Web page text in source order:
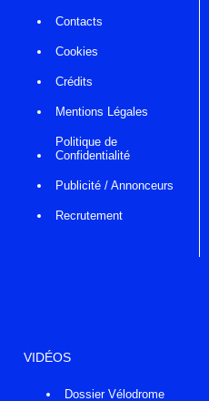
Contacts
Cookies
Crédits
Mentions Légales
Politique de
Confidentialité
Publicité / Annonceurs
Recrutement
VIDÉOS
Dossier Vélodrome